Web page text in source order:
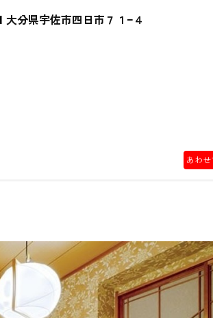
分県宇佐市四日市７１−４
あわ